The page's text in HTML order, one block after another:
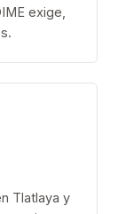
exige,
Tlatlaya y